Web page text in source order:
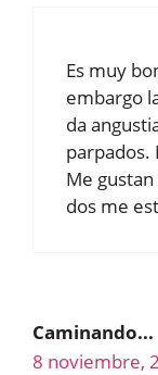
Es muy
embargo
da
parpados.
Me
dos me
Caminando...
8 noviembre,